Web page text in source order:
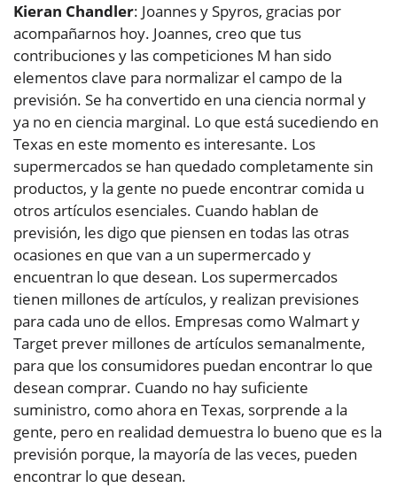
Kieran Chandler: Joannes y Spyros, gracias por
acompañarnos hoy. Joannes, creo que tus
contribuciones y las competiciones M han sido
elementos clave para normalizar el campo de la
previsión. Se ha convertido en una ciencia normal y
ya no en ciencia marginal. Lo que está sucediendo en
Texas en este momento es interesante. Los
supermercados se han quedado completamente sin
productos, y la gente no puede encontrar comida u
otros artículos esenciales. Cuando hablan de
previsión, les digo que piensen en todas las otras
ocasiones en que van a un supermercado y
encuentran lo que desean. Los supermercados
tienen millones de artículos, y realizan previsiones
para cada uno de ellos. Empresas como Walmart y
Target prever millones de artículos semanalmente,
para que los consumidores puedan encontrar lo que
desean comprar. Cuando no hay suficiente
suministro, como ahora en Texas, sorprende a la
gente, pero en realidad demuestra lo bueno que es la
previsión porque, la mayoría de las veces, pueden
encontrar lo que desean.